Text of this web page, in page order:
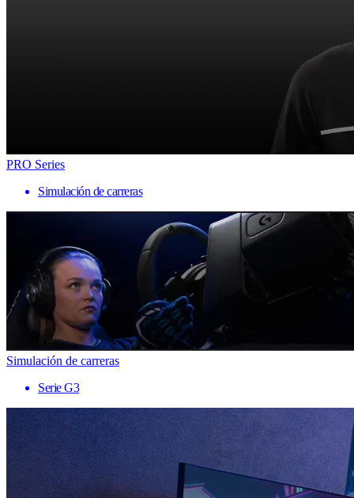
PRO Series
Simulación de carreras
Simulación de carreras
Serie G3